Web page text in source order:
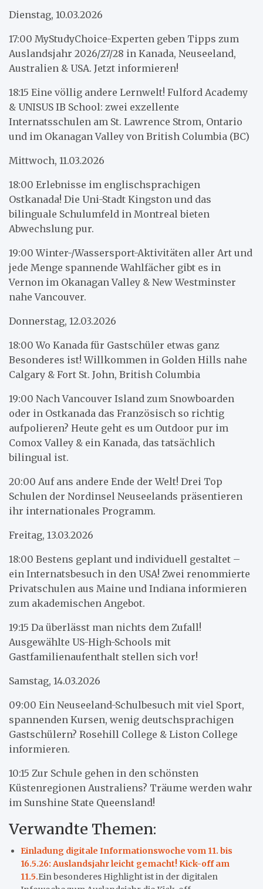
Dienstag, 10.03.2026
17:00 MyStudyChoice-Experten geben Tipps zum
Auslandsjahr 2026/27/28 in Kanada, Neuseeland,
Australien & USA. Jetzt informieren!
18:15 Eine völlig andere Lernwelt! Fulford Academy
& UNISUS IB School: zwei exzellente
Internatsschulen am St. Lawrence Strom, Ontario
und im Okanagan Valley von British Columbia (BC)
Mittwoch, 11.03.2026
18:00 Erlebnisse im englischsprachigen
Ostkanada! Die Uni-Stadt Kingston und das
bilinguale Schulumfeld in Montreal bieten
Abwechslung pur.
19:00 Winter-/Wassersport-Aktivitäten aller Art und
jede Menge spannende Wahlfächer gibt es in
Vernon im Okanagan Valley & New Westminster
nahe Vancouver.
Donnerstag, 12.03.2026
18:00 Wo Kanada für Gastschüler etwas ganz
Besonderes ist! Willkommen in Golden Hills nahe
Calgary & Fort St. John, British Columbia
19:00 Nach Vancouver Island zum Snowboarden
oder in Ostkanada das Französisch so richtig
aufpolieren? Heute geht es um Outdoor pur im
Comox Valley & ein Kanada, das tatsächlich
bilingual ist.
20:00 Auf ans andere Ende der Welt! Drei Top
Schulen der Nordinsel Neuseelands präsentieren
ihr internationales Programm.
Freitag, 13.03.2026
18:00 Bestens geplant und individuell gestaltet –
ein Internatsbesuch in den USA! Zwei renommierte
Privatschulen aus Maine und Indiana informieren
zum akademischen Angebot.
19:15 Da überlässt man nichts dem Zufall!
Ausgewählte US-High-Schools mit
Gastfamilienaufenthalt stellen sich vor!
Samstag, 14.03.2026
09:00 Ein Neuseeland-Schulbesuch mit viel Sport,
spannenden Kursen, wenig deutschsprachigen
Gastschülern? Rosehill College & Liston College
informieren.
10:15 Zur Schule gehen in den schönsten
Küstenregionen Australiens? Träume werden wahr
im Sunshine State Queensland!
Verwandte Themen:
Einladung digitale Informationswoche vom 11. bis
16.5.26: Auslandsjahr leicht gemacht! Kick-off am
11.5.Ein besonderes Highlight ist in der digitalen